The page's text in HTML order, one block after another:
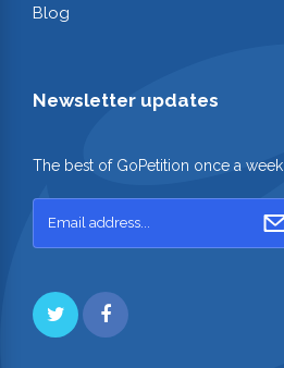
Blog
Newsletter updates
The best of GoPetition once a week